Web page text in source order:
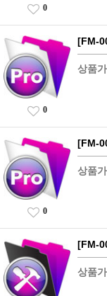
0
[FM-
상품
0
[FM-
상품
0
[FM-
상품